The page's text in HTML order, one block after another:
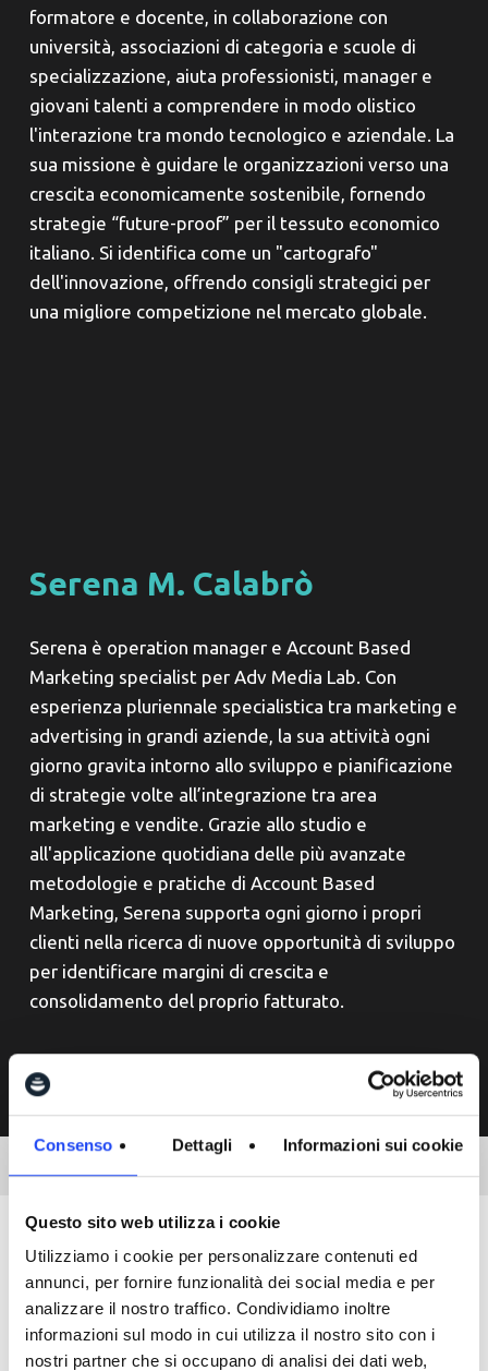
Consenso Dettagli Informazioni sui cookie
Questo sito web utilizza i cookie
Utilizziamo i cookie per personalizzare contenuti ed
annunci, per fornire funzionalità dei social media e per
analizzare il nostro traffico. Condividiamo inoltre
informazioni sul modo in cui utilizza il nostro sito con i
nostri partner che si occupano di analisi dei dati web,
formatore e docente, in collaborazione con
università, associazioni di categoria e scuole di
specializzazione, aiuta professionisti, manager e
giovani talenti a comprendere in modo olistico
l'interazione tra mondo tecnologico e aziendale. La
sua missione è guidare le organizzazioni verso una
crescita economicamente sostenibile, fornendo
strategie “future-proof” per il tessuto economico
italiano. Si identifica come un "cartografo"
dell'innovazione, offrendo consigli strategici per
una migliore competizione nel mercato globale.
Serena M. Calabrò
Serena è operation manager e Account Based
Marketing specialist per Adv Media Lab. Con
esperienza pluriennale specialistica tra marketing e
advertising in grandi aziende, la sua attività ogni
giorno gravita intorno allo sviluppo e pianificazione
di strategie volte all’integrazione tra area
marketing e vendite. Grazie allo studio e
all'applicazione quotidiana delle più avanzate
metodologie e pratiche di Account Based
Marketing, Serena supporta ogni giorno i propri
clienti nella ricerca di nuove opportunità di sviluppo
per identificare margini di crescita e
consolidamento del proprio fatturato.
Scarica il materiale del